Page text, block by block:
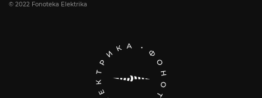
© 2022 Fonoteka Elektrika